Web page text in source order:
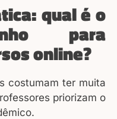
qual é o
para
online?
costumam ter muita
priorizam o